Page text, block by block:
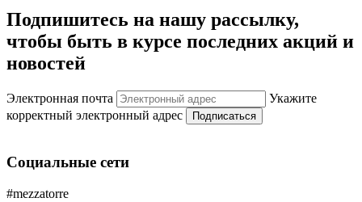
Подпишитесь на нашу рассылку,
чтобы быть в курсе последних акций и
новостей
Электронная почта
Укажите
корректный электронный адрес
Подписаться
Социальные сети
#mezzatorre